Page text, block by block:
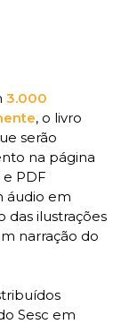
3.000
, o livro
serão
na página
e PDF
áudio em
das ilustrações
narração do
Sesc em